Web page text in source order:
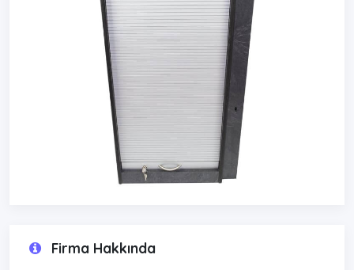
Firma Hakkında